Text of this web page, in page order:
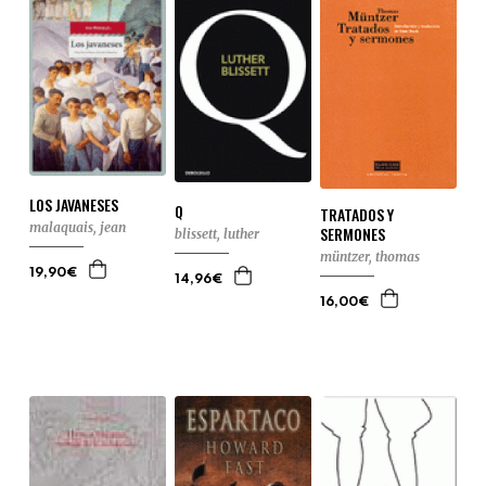
LOS JAVANESES
malaquais, jean
19,90€
Q
blissett, luther
14,96€
TRATADOS Y
SERMONES
müntzer, thomas
16,00€